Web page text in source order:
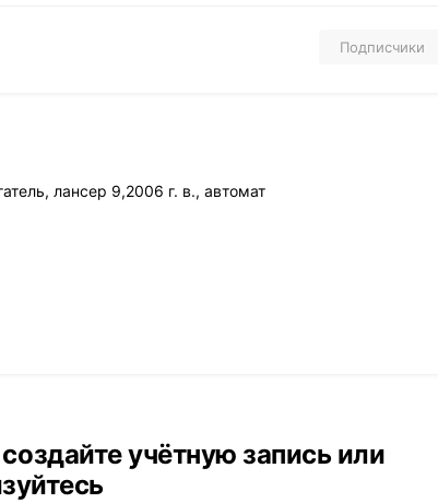
Подписчики
лансер 9,2006 г. в., автомат
учётную запись или